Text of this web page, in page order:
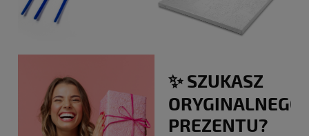
✨ SZUKASZ
ORYGINALNEGO
PREZENTU?